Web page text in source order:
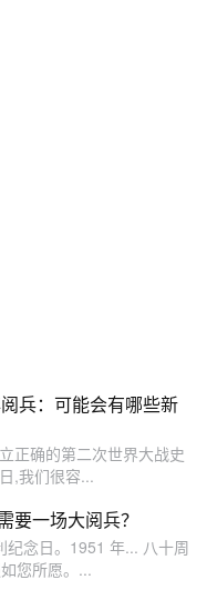
兵：可能会有哪些新
正确的第二次世界大战史
,我们很容...
要一场大阅兵？
纪念日。1951 年... 八十周
您所愿。...